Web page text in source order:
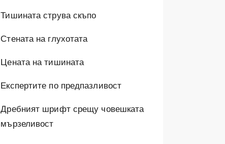
Тишината струва скъпо
Стената на глухотата
Цената на тишината
Експертите по предпазливост
Дребният шрифт срещу човешката
мързеливост